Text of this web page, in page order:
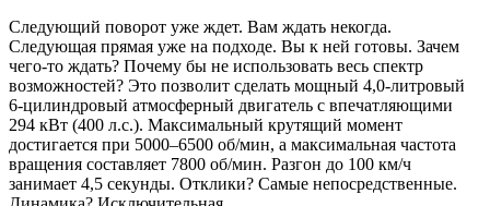
Следующий поворот уже ждет. Вам ждать некогда.
Следующая прямая уже на подходе. Вы к ней готовы. Зачем
чего-то ждать? Почему бы не использовать весь спектр
возможностей? Это позволит сделать мощный 4,0-литровый
6-цилиндровый атмосферный двигатель с впечатляющими
294 кВт (400 л.с.). Максимальный крутящий момент
достигается при 5000–6500 об/мин, а максимальная частота
вращения составляет 7800 об/мин. Разгон до 100 км/ч
занимает 4,5 секунды. Отклики? Самые непосредственные.